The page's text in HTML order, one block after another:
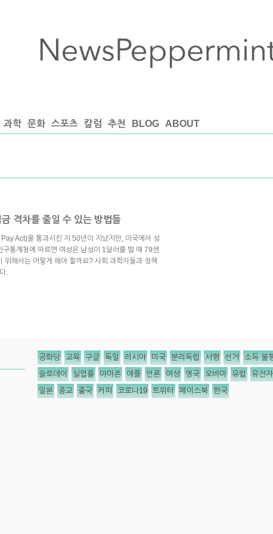
과학 문화 스포츠 칼럼 추천 BLOG ABOUT
격차를 줄일 수 있는 방법들
Act)을 통과시킨 지 50년이 지났지만, 미국에서 성
통계청에 따르면 여성은 남성이 1달러를 벌 때 79센
위해서는 어떻게 해야 할까요? 사회 과학자들과 정책
.
공화당 교육 구글 독일 러시아 미국 분리독립 서평 선거 소득 불
슬로데이 실업률 아마존 애플 언론 여성 영국 오바마 유럽 유전자
일본 종교 중국 커피 코로나19 트위터 페이스북 한국